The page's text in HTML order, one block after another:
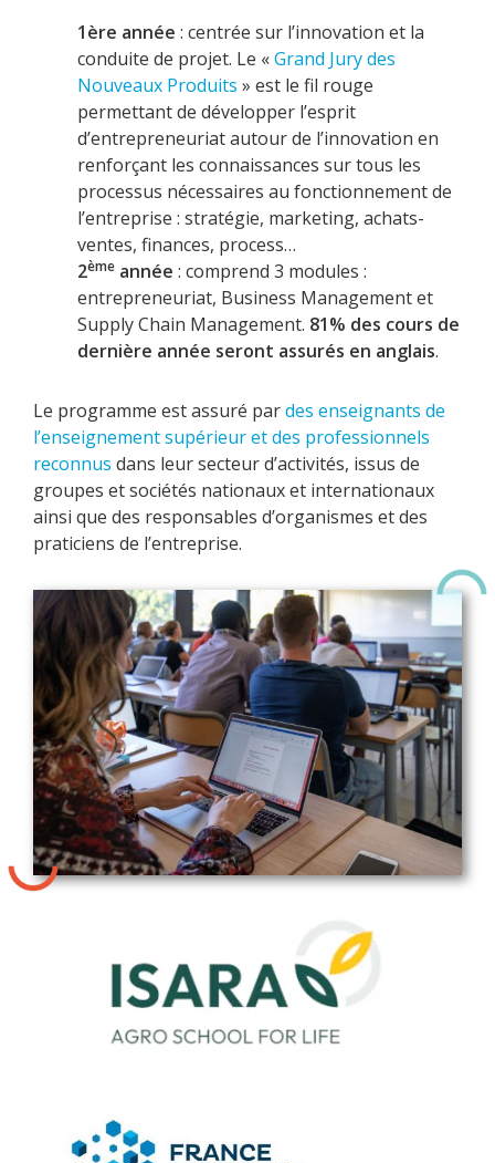
1ère année : centrée sur l’innovation et la
conduite de projet. Le «Grand Jury des
Nouveaux Produits » est le fil rouge
permettant de développer l’esprit
d’entrepreneuriat autour de l’innovation en
renforçant les connaissances sur tous les
processus nécessaires au fonctionnement de
l’entreprise : stratégie, marketing, achats-
ventes, finances, process…
2ème année : comprend 3 modules :
entrepreneuriat, Business Management et
Supply Chain Management. 81% des cours de
dernière année seront assurés en anglais.
Le programme est assuré pardes enseignants de
l’enseignement supérieur et des professionnels
reconnus dans leur secteur d’activités, issus de
groupes et sociétés nationaux et internationaux
ainsi que des responsables d’organismes et des
praticiens de l’entreprise.